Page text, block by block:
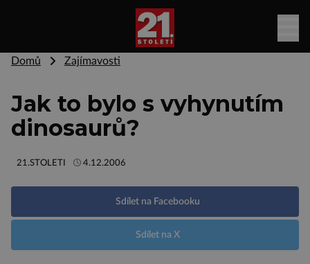
Domů Zajímavosti
Jak to bylo s vyhynutím
dinosaurů?
21.STOLETI 4.12.2006
Sdílet na Facebooku
Sdílet na X